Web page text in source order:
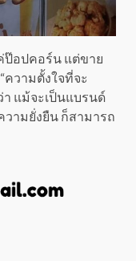
ป๊อปคอร์น แต่ขาย
ความตั้งใจที่จะ
แม้จะเป็นแบรนด์
ามยั่งยืน ก็สามารถ